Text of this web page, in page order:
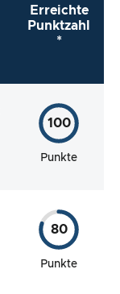
Erreichte
Punktzahl
*
100
Punkte
80
Punkte